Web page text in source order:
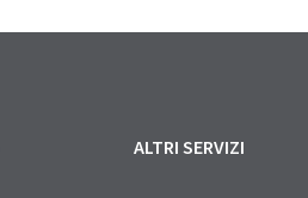
ALTRI SERVIZI